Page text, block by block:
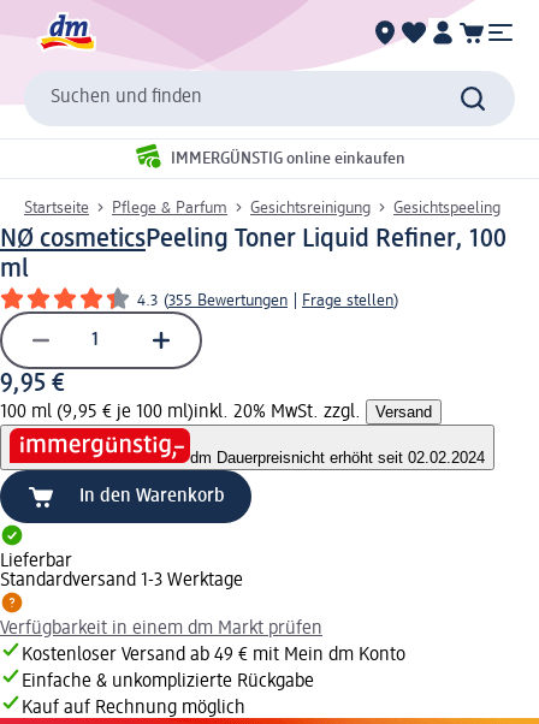
Suchen und finden
IMMERGÜNSTIG online einkaufen
Startseite Pflege & Parfum Gesichtsreinigung Gesichtspeeling
NØ cosmeticsPeeling Toner Liquid Refiner, 100
ml
4.3 (355 Bewertungen Frage stellen)
9,95 €
100 ml (9,95 € je 100 ml)inkl. 20% MwSt. zzgl. Versand
dm Dauerpreisnicht erhöht seit 02.02.2024
In den Warenkorb
Lieferbar
Standardversand 1-3 Werktage
Verfügbarkeit in einem dm Markt prüfen
Kostenloser Versand ab 49 € mit Mein dm Konto
Einfache & unkomplizierte Rückgabe
Kauf auf Rechnung möglich